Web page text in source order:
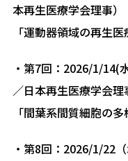
本再生医療学会理事）
「運動器領域の再生
・第7回：2026/1/
／日本再生医療学会理
「間葉系間質細胞の
・第8回：2026/1/22